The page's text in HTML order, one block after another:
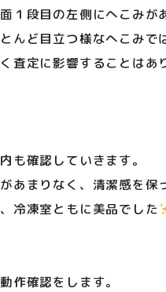
１段目の左側にへこみが
んど目立つ様なへこみで
査定に影響することはあ
も確認していきます。
あまりなく、清潔感を保
冷凍室ともに美品でした
作確認をします。